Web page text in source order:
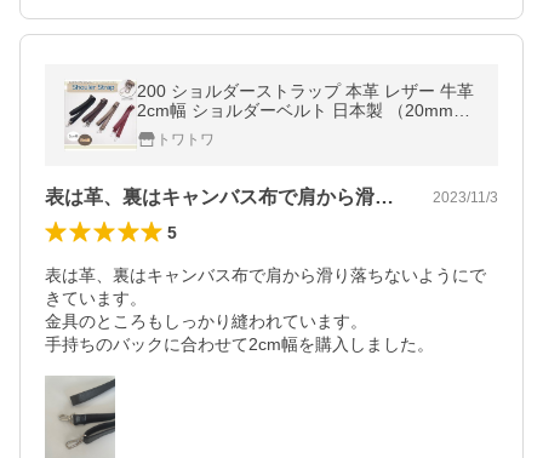
200 ショルダーストラップ 本革 レザー 牛革
2cm幅 ショルダーベルト 日本製 （20mm）
金具シルバーフック式 単品 長さ調節可能 バ
ッグ修理 ハンドメイド
トワトワ
表は革、裏はキャンバス布で肩から滑り落… 2023/11/3
5
表は革、裏はキャンバス布で肩から滑り落ちないようにで
きています。
金具のところもしっかり縫われています。
手持ちのバックに合わせて2cm幅を購入しました。